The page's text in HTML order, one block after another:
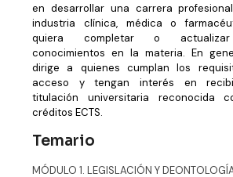
en desarrollar una carrera
industria clínica, médica o
quiera completar o
conocimientos en la materia. En
dirige a quienes cumplan los
acceso y tengan interés en
titulación universitaria reconocida
créditos ECTS.
Temario
MÓDULO 1. LEGISLACIÓN Y